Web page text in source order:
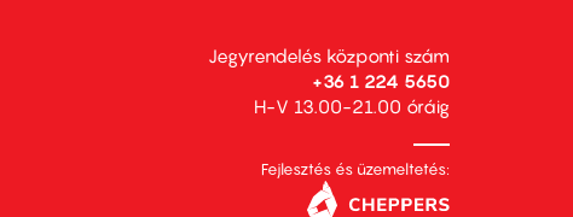
Jegyrendelés központi szám
+36 1 224 5650
H-V 13.00-21.00 óráig
Fejlesztés és üzemeltetés: